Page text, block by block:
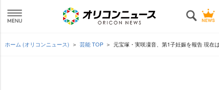
ホーム (オリコンニュース) 芸能 TOP 元宝塚・実咲凜音、第1子妊娠を報告 現在